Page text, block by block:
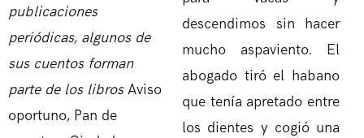
publicaciones
periódicas, algunos de
sus cuentos forman
parte de los librosAviso
oportuno, Pan de
descendimos sin hacer
mucho aspaviento. El
abogado tiró el habano
que tenía apretado entre
los dientes y cogió una